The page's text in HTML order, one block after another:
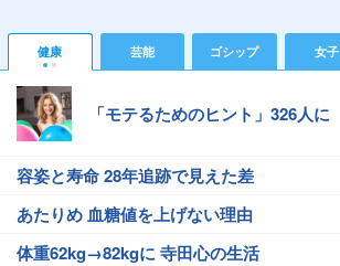
健康 芸能 ゴシップ 女子
「モテるためのヒント」326人に
容姿と寿命 28年追跡で見えた差
あたりめ 血糖値を上げない理由
体重62kg→82kgに 寺田心の生活